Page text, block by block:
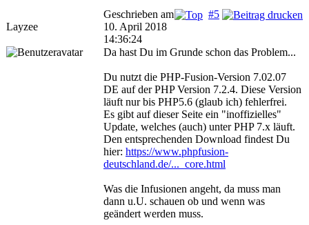
Layzee
#5
Geschrieben am
10. April 2018
14:36:24
Da hast Du im Grunde schon das Problem...
Du nutzt die PHP-Fusion-Version 7.02.07
DE auf der PHP Version 7.2.4. Diese Version
läuft nur bis PHP5.6 (glaub ich) fehlerfrei.
Es gibt auf dieser Seite ein "inoffizielles"
Update, welches (auch) unter PHP 7.x läuft.
Den entsprechenden Download findest Du
hier: https://www.phpfusion-
deutschland.de/..._core.html
Was die Infusionen angeht, da muss man
dann u.U. schauen ob und wenn was
geändert werden muss.